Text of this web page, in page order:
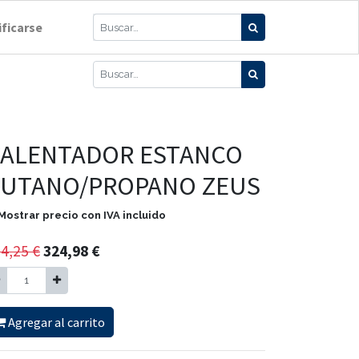
ESTANCO
PROPANO ZEUS
precio con IVA incluido
€324,98 €
Agregar al carrito